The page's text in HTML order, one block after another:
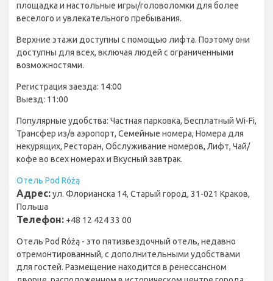
площадка и настольные игры/головоломки для более
веселого и увлекательного пребывания.
Верхние этажи доступны с помощью лифта. Поэтому они
доступны для всех, включая людей с ограниченными
возможностями.
Регистрация заезда: 14:00
Выезд: 11:00
Популярные удобства: Частная парковка, Бесплатный Wi-Fi,
Трансфер из/в аэропорт, Семейные номера, Номера для
некурящих, Ресторан, Обслуживание номеров, Лифт, Чай/
кофе во всех номерах и Вкусный завтрак.
Отель Pod Różą
Адрес:ул. Флорианска 14, Старый город, 31-021 Краков,
Польша
Телефон: +48 12 424 33 00
Отель Pod Różą - это пятизвездочный отель, недавно
отремонтированный, с дополнительными удобствами
для гостей. Размещение находится в ренессансном